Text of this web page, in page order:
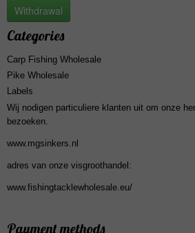
Withdrawal
Categories
Carp Fishing Wholesale
Pike Wholesale
Labels
Wij nodigen particuliere klanten uit om onze
bezoeken.
www.mgsinkers.nl
adres van onze visgroothandel:
www.fishingtacklewholesale.eu/
Payment methods